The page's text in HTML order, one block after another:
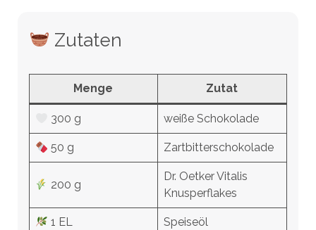
Zutaten
Menge Zutat
300 g weiße Schokolade
50 g Zartbitterschokolade
200 g
Dr. Oetker Vitalis
Knusperflakes
1 EL Speiseöl